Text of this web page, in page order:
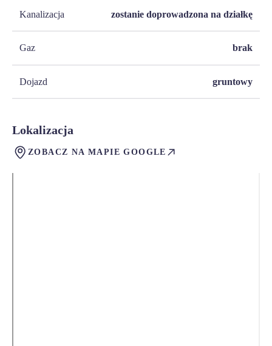
Kanalizacja zostanie doprowadzona na działkę
Gaz brak
Dojazd gruntowy
Lokalizacja
ZOBACZ NA MAPIE GOOGLE